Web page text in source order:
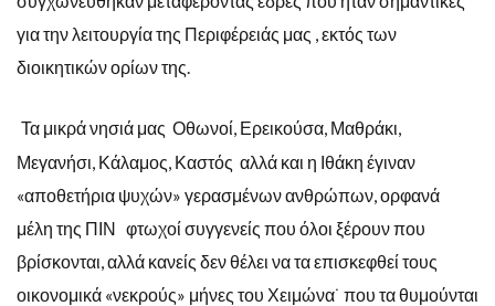
για την λειτουργία της Περιφέρειάς μας , εκτός των
διοικητικών ορίων της.
Τα μικρά νησιά μας Οθωνοί, Ερεικούσα, Μαθράκι,
Μεγανήσι, Κάλαμος, Καστός αλλά και η Ιθάκη έγιναν
«αποθετήρια ψυχών» γερασμένων ανθρώπων, ορφανά
μέλη της ΠΙΝ φτωχοί συγγενείς που όλοι ξέρουν που
βρίσκονται, αλλά κανείς δεν θέλει να τα επισκεφθεί τους
οικονομικά «νεκρούς» μήνες του Χειμώνα˙ που τα θυμούνται